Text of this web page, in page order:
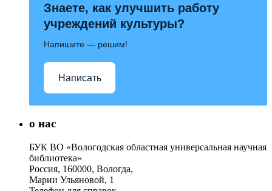
Знаете, как улучшить работу
учреждений культуры?
Напишите — решим!
Написать
о нас
БУК ВО «Вологодская областная универсальная научная
библиотека»
Россия, 160000, Вологда,
Марии Ульяновой, 1